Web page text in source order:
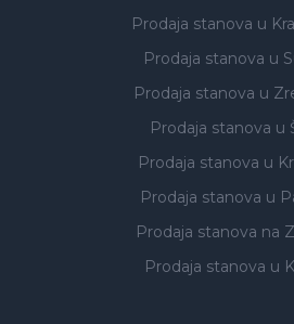
Prodaja stanova u
Prodaja stanova u
Prodaja stanova u
Prodaja stanova u
Prodaja stanova u
Prodaja stanova u
Prodaja stanova na
Prodaja stanova u